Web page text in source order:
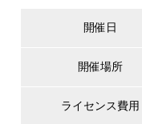
開催日
開催場所
ライセンス費用